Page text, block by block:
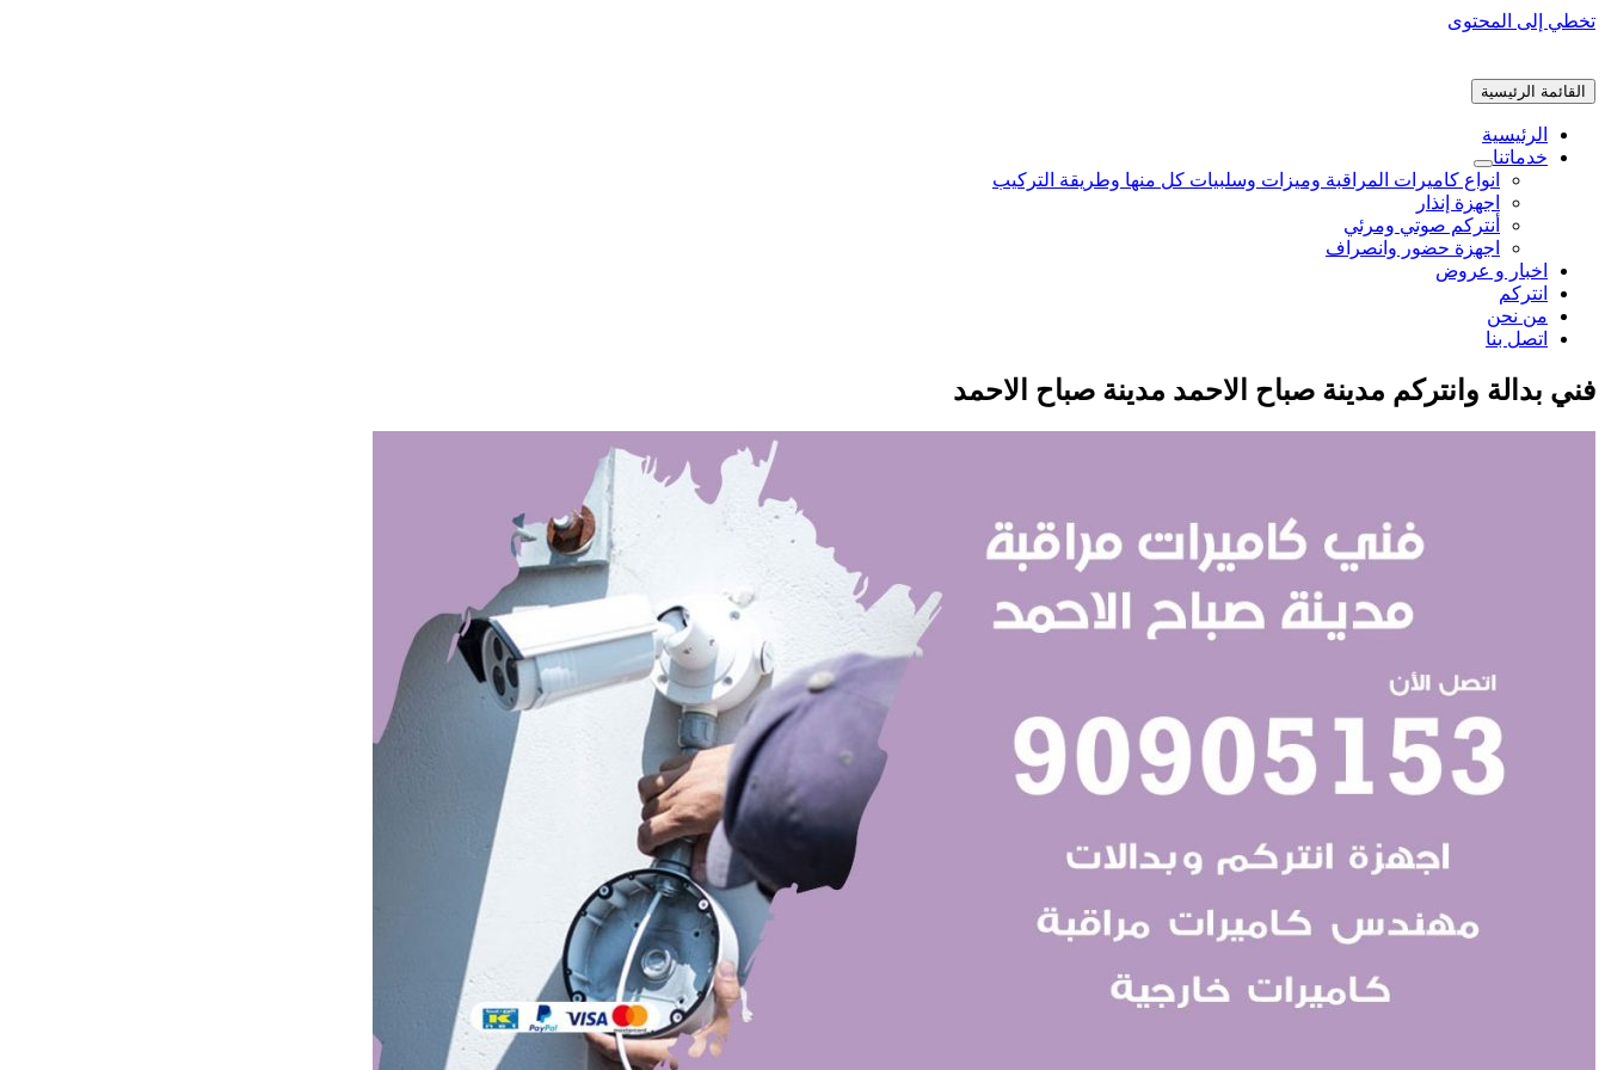
تخطي إلى المحتوى
القائمة الرئيسية
الرئيسية
خدماتنا
انواع كاميرات المراقبة وميزات وسلبيات كل منها وطريقة التركيب
اجهزة إنذار
أنتركم صوتي ومرئي
اجهزة حضور وانصراف
اخبار و عروض
انتركم
من نحن
اتصل بنا
فني بدالة وانتركم مدينة صباح الاحمد مدينة صباح الاحمد